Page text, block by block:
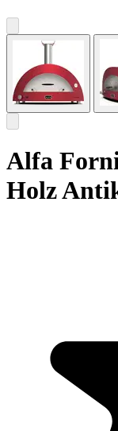
Alfa
Holz